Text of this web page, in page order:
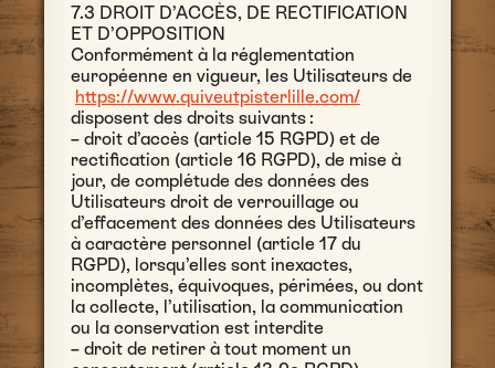
7.3 DROIT D’ACCÈS, DE RECTIFICATION
ET D’OPPOSITION
Conformément à la réglementation
européenne en vigueur, les Utilisateurs de
https://www.quiveutpisterlille.com/
disposent des droits suivants :
– droit d’accès (article 15 RGPD) et de
rectification (article 16 RGPD), de mise à
jour, de complétude des données des
Utilisateurs droit de verrouillage ou
d’effacement des données des Utilisateurs
à caractère personnel (article 17 du
RGPD), lorsqu’elles sont inexactes,
incomplètes, équivoques, périmées, ou dont
la collecte, l’utilisation, la communication
ou la conservation est interdite
– droit de retirer à tout moment un